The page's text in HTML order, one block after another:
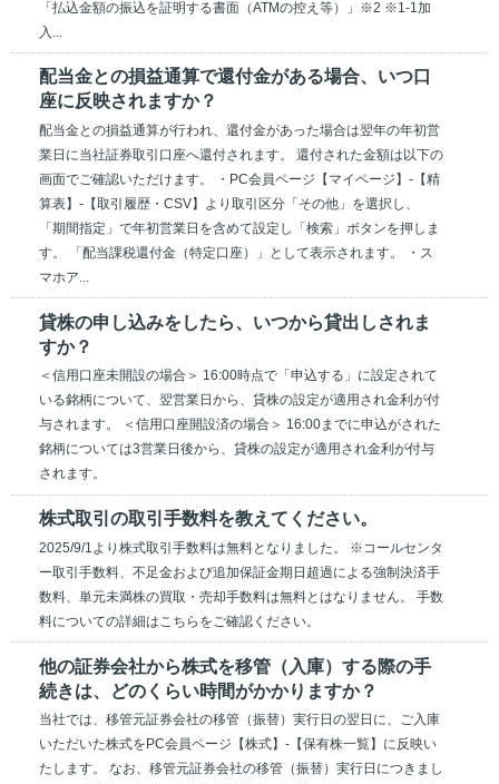
「払込金額の振込を証明する書面（ATMの控え等）」※2 ※1-1加
入...
配当金との損益通算で還付金がある場合、いつ口
座に反映されますか？
配当金との損益通算が行われ、還付金があった場合は翌年の年初営
業日に当社証券取引口座へ還付されます。 還付された金額は以下の
画面でご確認いただけます。 ・PC会員ページ【マイページ】-【精
算表】-【取引履歴・CSV】より取引区分「その他」を選択し、
「期間指定」で年初営業日を含めて設定し「検索」ボタンを押しま
す。 「配当課税還付金（特定口座）」として表示されます。 ・ス
マホア...
貸株の申し込みをしたら、いつから貸出しされま
すか？
＜信用口座未開設の場合＞ 16:00時点で「申込する」に設定されて
いる銘柄について、翌営業日から、貸株の設定が適用され金利が付
与されます。 ＜信用口座開設済の場合＞ 16:00までに申込がされた
銘柄については3営業日後から、貸株の設定が適用され金利が付与
されます。
株式取引の取引手数料を教えてください。
2025/9/1より株式取引手数料は無料となりました。 ※コールセンタ
ー取引手数料、不足金および追加保証金期日超過による強制決済手
数料、単元未満株の買取・売却手数料は無料とはなりません。 手数
料についての詳細はこちらをご確認ください。
他の証券会社から株式を移管（入庫）する際の手
続きは、どのくらい時間がかかりますか？
当社では、移管元証券会社の移管（振替）実行日の翌日に、ご入庫
いただいた株式をPC会員ページ【株式】-【保有株一覧】に反映い
たします。 なお、移管元証券会社の移管（振替）実行日につきまし